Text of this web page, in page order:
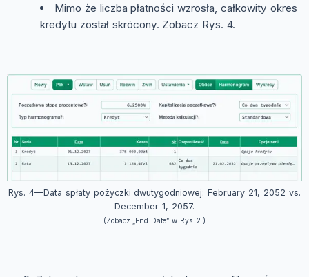
Mimo że liczba płatności wzrosła, całkowity okres
kredytu został skrócony. Zobacz Rys. 4.
Rys. 4—Data spłaty pożyczki dwutygodniowej: February 21, 2052 vs.
December 1, 2057.
(Zobacz „End Date” w Rys. 2.)